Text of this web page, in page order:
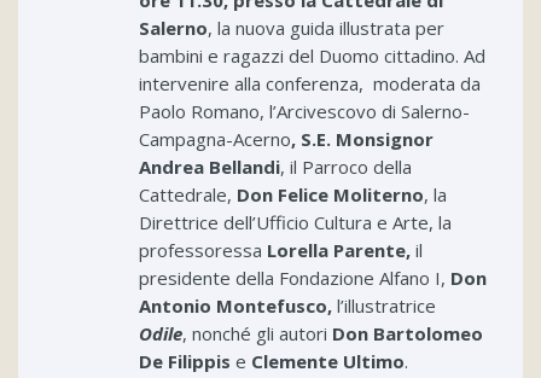
Salerno, la nuova guida illustrata per
bambini e ragazzi del Duomo cittadino. Ad
intervenire alla conferenza, moderata da
Paolo Romano, l’Arcivescovo di Salerno-
Campagna-Acerno, S.E. Monsignor
Andrea Bellandi, il Parroco della
Cattedrale, Don Felice Moliterno, la
Direttrice dell’Ufficio Cultura e Arte, la
professoressa Lorella Parente, il
presidente della Fondazione Alfano I, Don
Antonio Montefusco, l’illustratrice
Odile, nonché gli autori Don Bartolomeo
De Filippis e Clemente Ultimo.